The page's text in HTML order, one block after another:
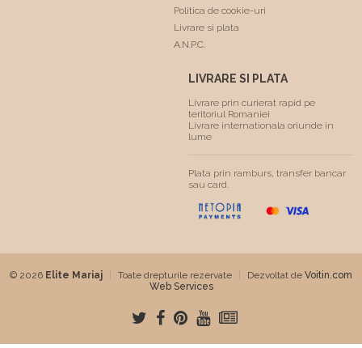
Politica de cookie-uri
Livrare si plata
A.N.P.C.
LIVRARE SI PLATA
Livrare prin curierat rapid pe
teritoriul Romaniei
Livrare internationala oriunde in
lume
Plata prin ramburs, transfer bancar
sau card.
© 2026 Elite Mariaj Toate drepturile rezervate Dezvoltat de Voitin.com
Web Services